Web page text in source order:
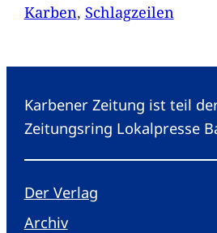
Karben, Schlagzeilen
Karbener Zeitung ist teil
Zeitungsring Lokalpresse
Der Verlag
Archiv